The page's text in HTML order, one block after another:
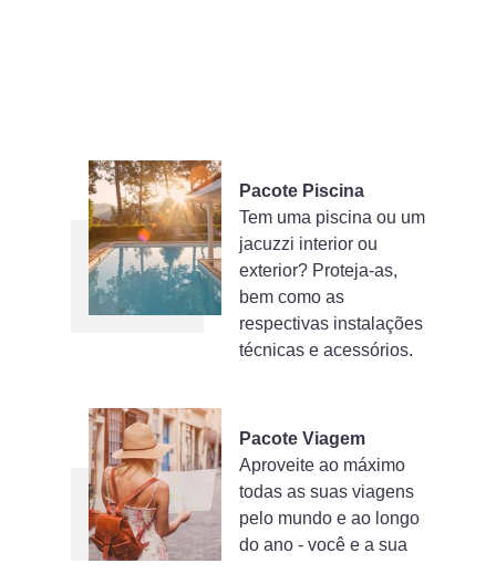
Pacote Piscina
Tem uma piscina ou um
jacuzzi interior ou
exterior? Proteja-as,
bem como as
respectivas instalações
técnicas e acessórios.
Pacote Viagem
Aproveite ao máximo
todas as suas viagens
pelo mundo e ao longo
do ano - você e a sua